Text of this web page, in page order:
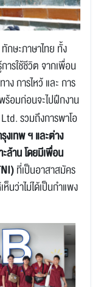
ทักษะภาษาไทย ทั้ง
ารใช้ชีวิตจากเพื่อน
ง การไหว้ และ การ
อมก่อนจะไปฝึกงาน
รวมถึงการพาโอ
งเทพ ฯ และต่าง
ล้านโดยมีเพื่อน
ที่เป็นอาสาสมัคร
นว่าไม่ได้เป็นกำแพง